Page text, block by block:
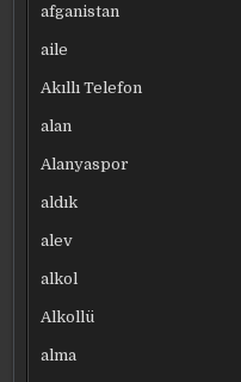
afganistan
aile
Akıllı Telefon
alan
Alanyaspor
aldık
alev
alkol
Alkollü
alma